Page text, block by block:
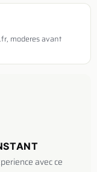
moderes avant
avec ce